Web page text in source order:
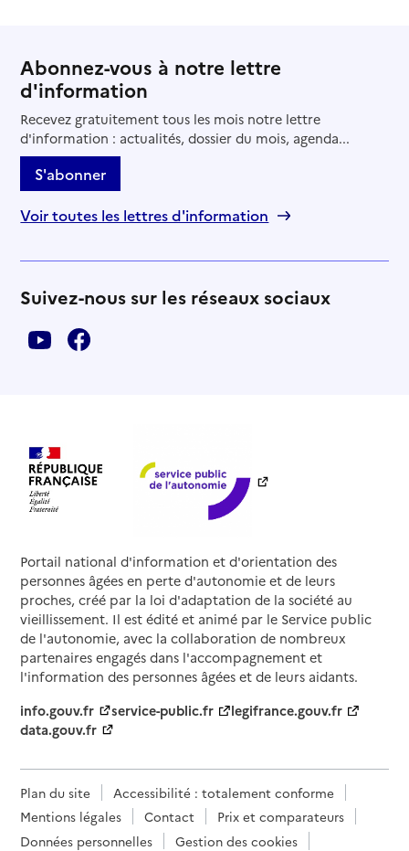
Abonnez-vous à notre lettre
d'information
Recevez gratuitement tous les mois notre lettre
d'information : actualités, dossier du mois, agenda...
S'abonner
Voir toutes les lettres d'information
Suivez-nous sur les réseaux sociaux
Portail national d'information et d'orientation des
personnes âgées en perte d'autonomie et de leurs
proches, créé par la loi d'adaptation de la société au
vieillissement. Il est édité et animé par le Service public
de l'autonomie, avec la collaboration de nombreux
partenaires engagés dans l'accompagnement et
l'information des personnes âgées et de leurs aidants.
info.gouv.fr
service-public.fr
legifrance.gouv.fr
data.gouv.fr
Plan du site
Accessibilité : totalement conforme
Mentions légales
Contact
Prix et comparateurs
Données personnelles
Gestion des cookies